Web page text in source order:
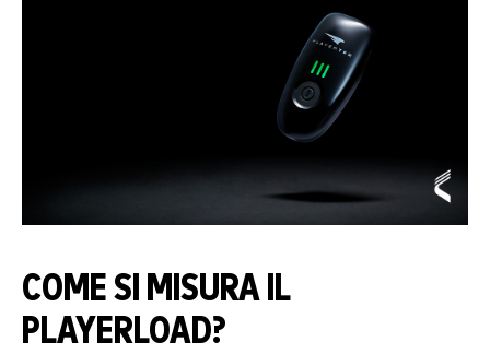
COME SI MISURA IL
PLAYERLOAD?